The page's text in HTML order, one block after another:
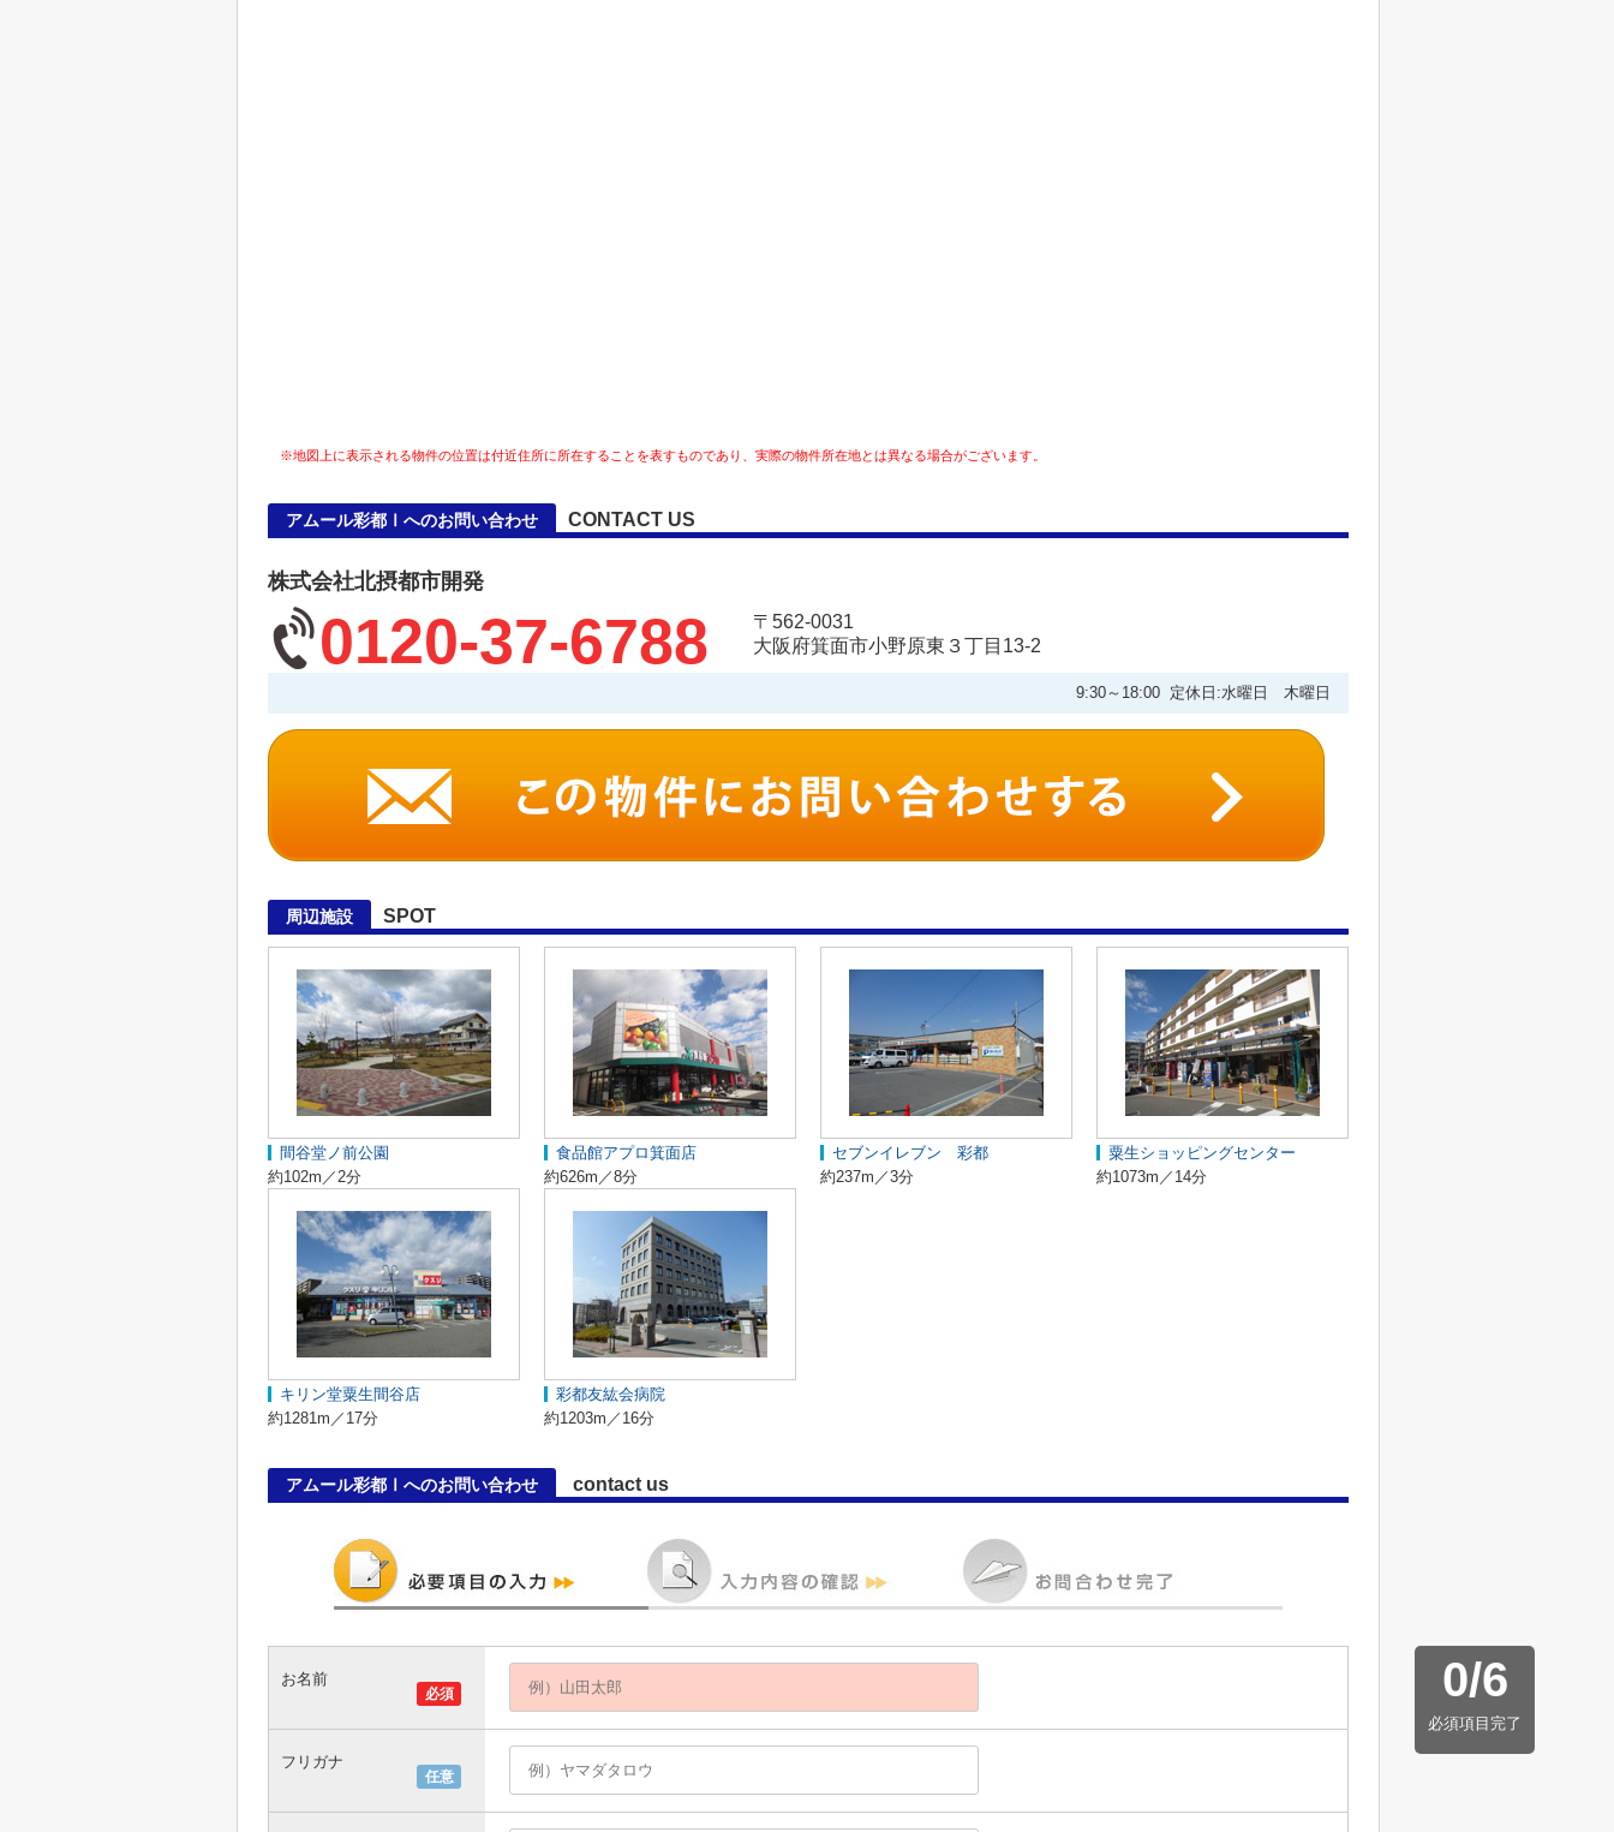
※地図上に表示される物件の位置は付近住所に所在することを表すものであり、実際の物件所在地とは異なる場合がございます。
アムール彩都Ⅰへのお問い合わせ CONTACT US
株式会社北摂都市開発
0120-37-6788
〒562-0031
大阪府箕面市小野原東３丁目13-2
9:30～18:00 定休日:水曜日 木曜日
周辺施設 SPOT
間谷堂ノ前公園
約102m／2分
食品館アプロ箕面店
約626m／8分
セブンイレブン 彩都
約237m／3分
粟生ショッピングセンター
約1073m／14分
キリン堂粟生間谷店
約1281m／17分
彩都友紘会病院
約1203m／16分
アムール彩都Ⅰへのお問い合わせ contact us
0/6
必須項目完了
必須
お名前
任意
フリガナ